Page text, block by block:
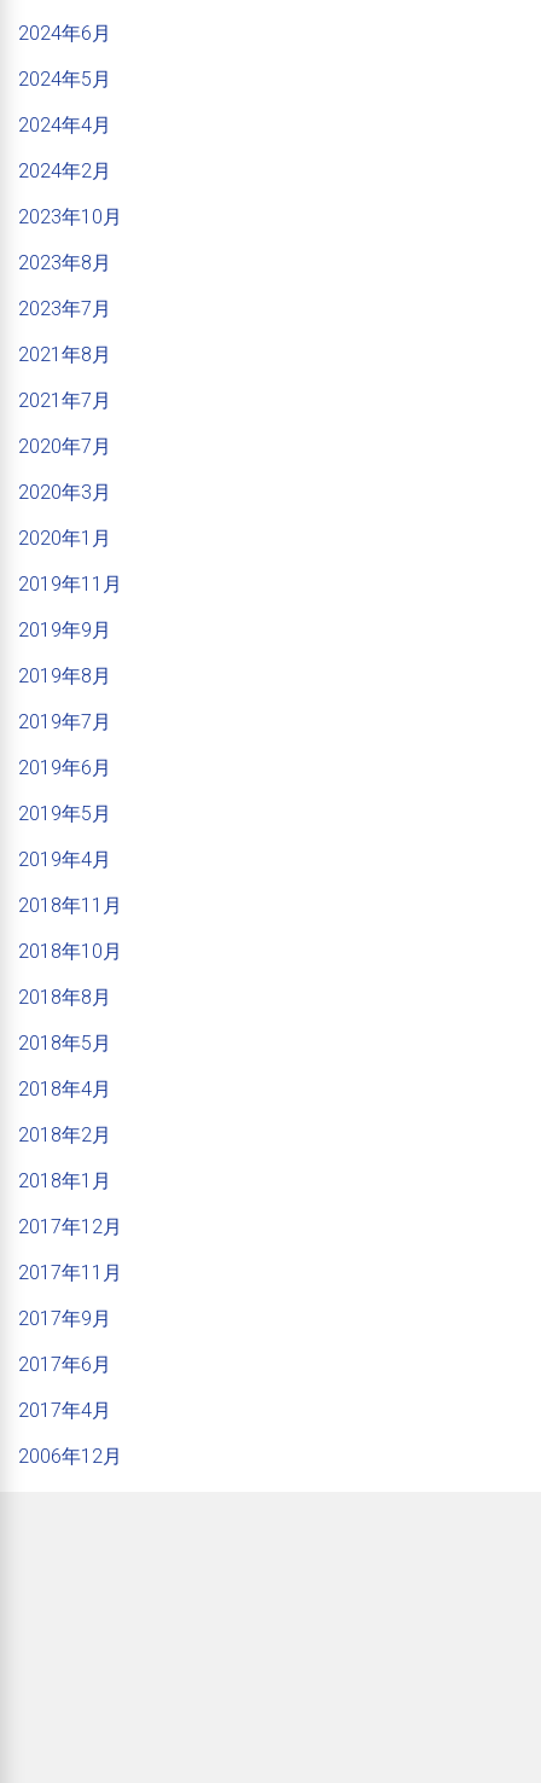
2024年6月
2024年5月
2024年4月
2024年2月
2023年10月
2023年8月
2023年7月
2021年8月
2021年7月
2020年7月
2020年3月
2020年1月
2019年11月
2019年9月
2019年8月
2019年7月
2019年6月
2019年5月
2019年4月
2018年11月
2018年10月
2018年8月
2018年5月
2018年4月
2018年2月
2018年1月
2017年12月
2017年11月
2017年9月
2017年6月
2017年4月
2006年12月